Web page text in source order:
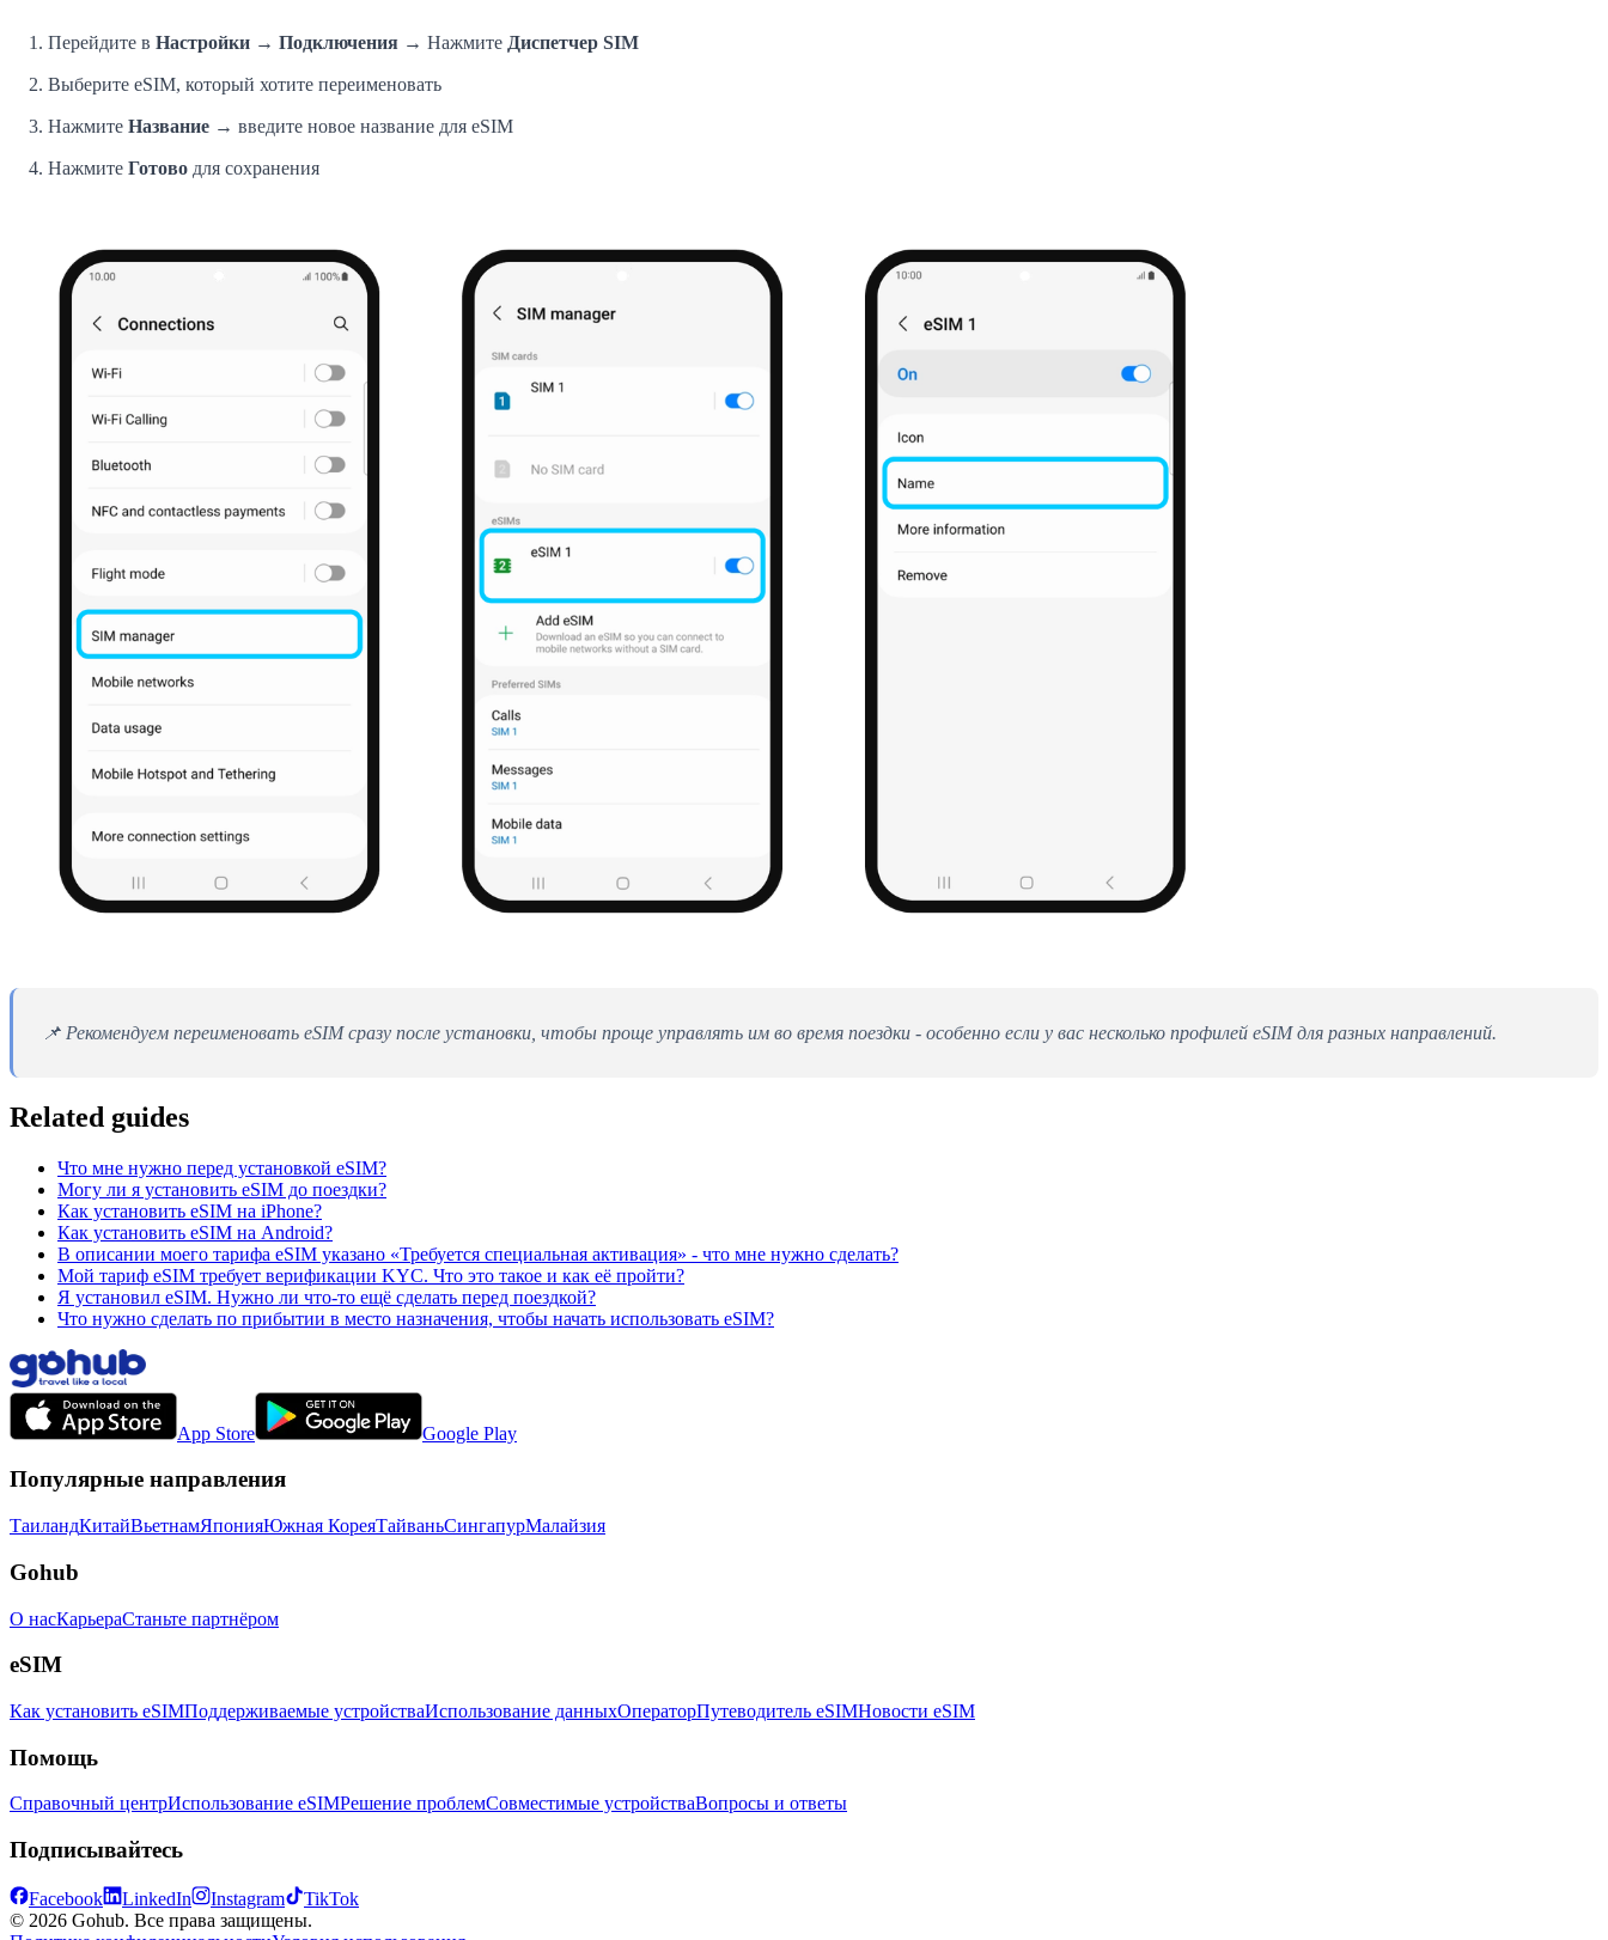
Перейдите в Настройки → Подключения → Нажмите Диспетчер SIM
Выберите eSIM, который хотите переименовать
Нажмите Название → введите новое название для eSIM
Нажмите Готово для сохранения
📌 Рекомендуем переименовать eSIM сразу после установки, чтобы проще управлять им во время поездки - особенно если у вас несколько профилей eSIM для разных направлений.
Related guides
Что мне нужно перед установкой eSIM?
Могу ли я установить eSIM до поездки?
Как установить eSIM на iPhone?
Как установить eSIM на Android?
В описании моего тарифа eSIM указано «Требуется специальная активация» - что мне нужно сделать?
Мой тариф eSIM требует верификации KYC. Что это такое и как её пройти?
Я установил eSIM. Нужно ли что-то ещё сделать перед поездкой?
Что нужно сделать по прибытии в место назначения, чтобы начать использовать eSIM?
App Store Google Play
Популярные направления
ТаиландКитайВьетнамЯпонияЮжная КореяТайваньСингапурМалайзия
Gohub
О насКарьераСтаньте партнёром
eSIM
Как установить eSIMПоддерживаемые устройстваИспользование данныхОператорПутеводитель eSIMНовости eSIM
Помощь
Справочный центрИспользование eSIMРешение проблемСовместимые устройстваВопросы и ответы
Подписывайтесь
Facebook LinkedIn Instagram
TikTok
© 2026 Gohub. Все права защищены.